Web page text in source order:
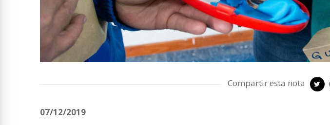
Compartir esta nota
07/12/2019